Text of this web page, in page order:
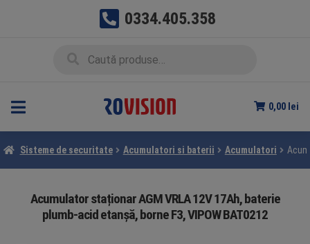
0334.405.358
0,00 lei
Sisteme de securitate Acumulatori si baterii Acumulatori
Acumulator staționar AGM VRLA 12V 17Ah, baterie
plumb-acid etanșă, borne F3, VIPOW BAT0212